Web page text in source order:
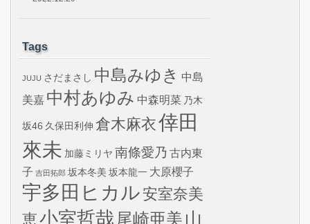
Tags
JUJU さだまさし 中島みゆき 中島
美嘉 中村あゆみ 中森明菜 乃木
坂46 久保田利伸 倉木麻衣倖田
來未 加藤ミリヤ 南條愛乃 古内東
子 吉田拓郎 坂本冬美 坂本龍一 大原櫻子
宇多田ヒカル安室奈美
恵小室哲哉 尾崎亜美 山